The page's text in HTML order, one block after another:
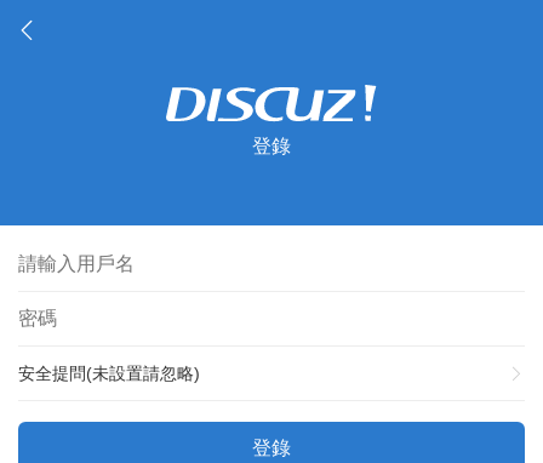
登錄
安全提問(未設置請忽略)
登錄